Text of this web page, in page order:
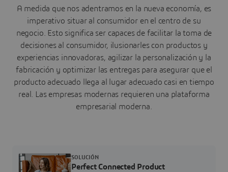
A medida que nos adentramos en la nueva economía, es
imperativo situar al consumidor en el centro de su
negocio. Esto significa ser capaces de facilitar la toma de
decisiones al consumidor, ilusionarles con productos y
experiencias innovadoras, agilizar la personalización y la
fabricación y optimizar las entregas para asegurar que el
producto adecuado llega al lugar adecuado casi en tiempo
real. Las empresas modernas requieren una plataforma
empresarial moderna.
Perfect Connected Product
SOLUCIÓN